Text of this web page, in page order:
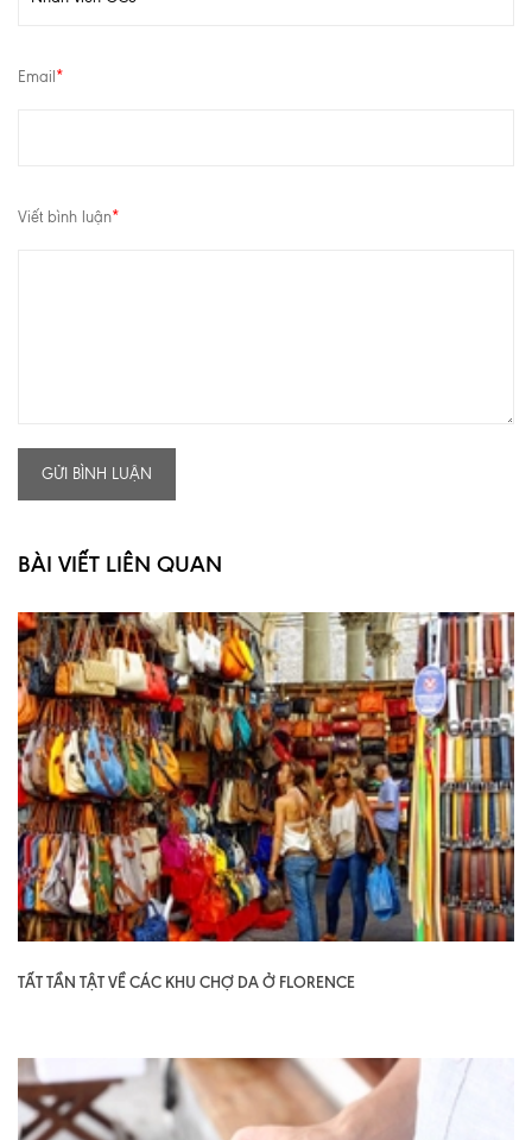
Email *
Viết bình luận*
GỬI BÌNH LUẬN
BÀI VIẾT LIÊN QUAN
TẤT TẦN TẬT VỀ CÁC KHU CHỢ DA Ở FLORENCE